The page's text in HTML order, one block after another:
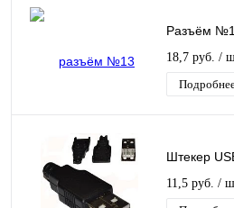
Разъём
18,7 руб. /
Штекер
11,5 руб. /